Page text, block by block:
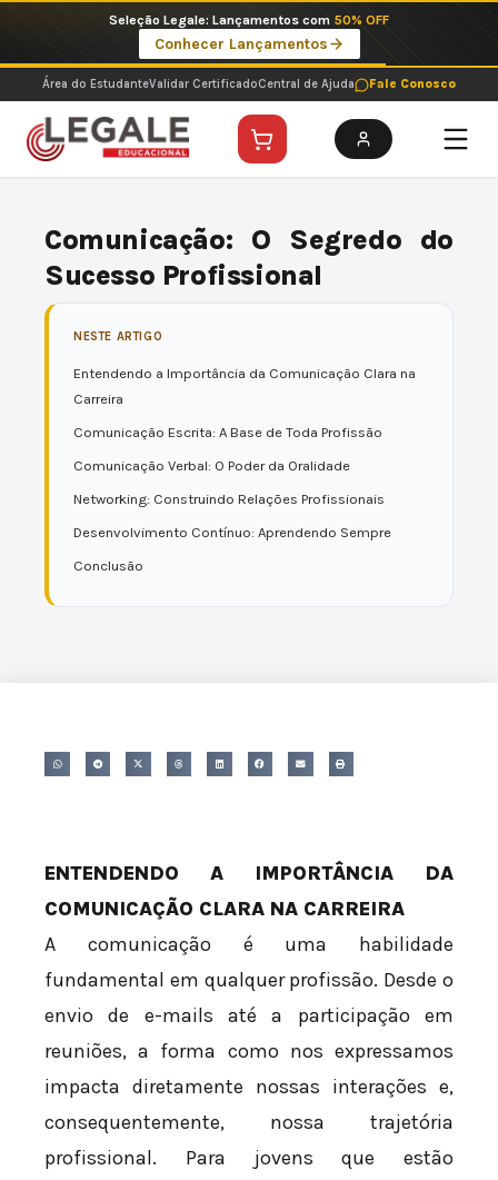
o
conteúdo
Seleção Legale: Lançamentos com 50% OFF
Conhecer Lançamentos
Área do EstudanteValidar CertificadoCentral de Ajuda Fale Conosco
Comunicação: O Segredo do
Sucesso Profissional
NESTE ARTIGO
Entendendo a Importância da Comunicação Clara na
Carreira
Comunicação Escrita: A Base de Toda Profissão
Comunicação Verbal: O Poder da Oralidade
Networking: Construindo Relações Profissionais
Desenvolvimento Contínuo: Aprendendo Sempre
Conclusão
ENTENDENDO A IMPORTÂNCIA DA
COMUNICAÇÃO CLARA NA CARREIRA
A comunicação é uma habilidade
fundamental em qualquer profissão. Desde o
envio de e-mails até a participação em
reuniões, a forma como nos expressamos
impacta diretamente nossas interações e,
consequentemente, nossa trajetória
profissional. Para jovens que estão